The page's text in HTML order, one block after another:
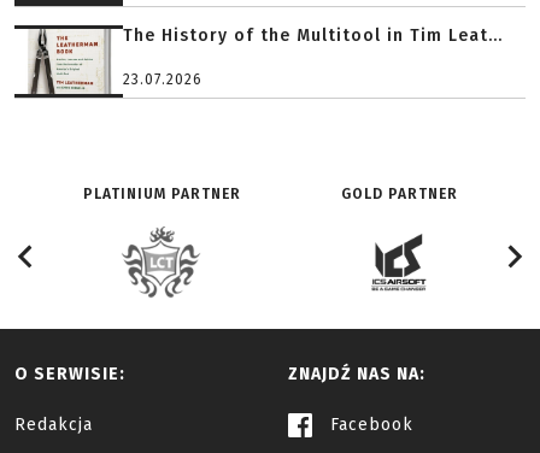
The History of the Multitool in Tim Leat...
23.07.2026
PLATINIUM PARTNER GOLD PARTNER
O SERWISIE:
Redakcja
ZNAJDŹ NAS NA:
Facebook